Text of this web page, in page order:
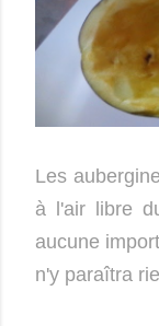
Les
à l'air libre
aucune
n'y paraîtra